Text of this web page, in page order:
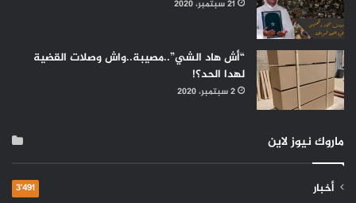
21 سبتمبر، 2020
“أش هاد الشي”..مصيبة..واش وصلات القضية
لهدا الحد؟!
2 سبتمبر، 2020
ماروك نيوز لاين
أخبار 3٬491